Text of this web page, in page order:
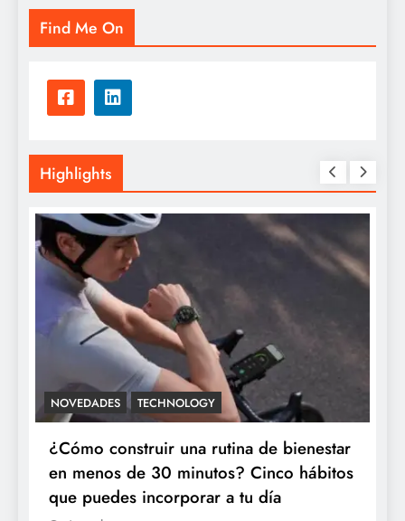
Find Me On
Highlights
NOVEDADES TECHNOLOGY
¿Cómo construir una rutina de bienestar
en menos de 30 minutos? Cinco hábitos
que puedes incorporar a tu día